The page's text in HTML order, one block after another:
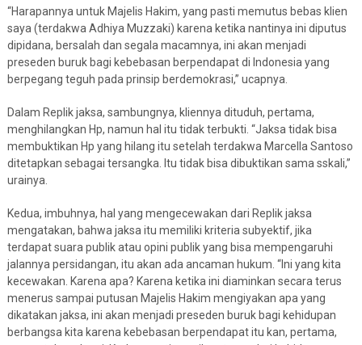
“Harapannya untuk Majelis Hakim, yang pasti memutus bebas klien
saya (terdakwa Adhiya Muzzaki) karena ketika nantinya ini diputus
dipidana, bersalah dan segala macamnya, ini akan menjadi
preseden buruk bagi kebebasan berpendapat di Indonesia yang
berpegang teguh pada prinsip berdemokrasi,” ucapnya.
Dalam Replik jaksa, sambungnya, kliennya dituduh, pertama,
menghilangkan Hp, namun hal itu tidak terbukti. “Jaksa tidak bisa
membuktikan Hp yang hilang itu setelah terdakwa Marcella Santoso
ditetapkan sebagai tersangka. Itu tidak bisa dibuktikan sama sskali,”
urainya.
Kedua, imbuhnya, hal yang mengecewakan dari Replik jaksa
mengatakan, bahwa jaksa itu memiliki kriteria subyektif, jika
terdapat suara publik atau opini publik yang bisa mempengaruhi
jalannya persidangan, itu akan ada ancaman hukum. “Ini yang kita
kecewakan. Karena apa? Karena ketika ini diaminkan secara terus
menerus sampai putusan Majelis Hakim mengiyakan apa yang
dikatakan jaksa, ini akan menjadi preseden buruk bagi kehidupan
berbangsa kita karena kebebasan berpendapat itu kan, pertama,